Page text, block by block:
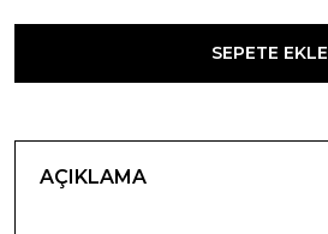
SEPETE EKLE
AÇIKLAMA